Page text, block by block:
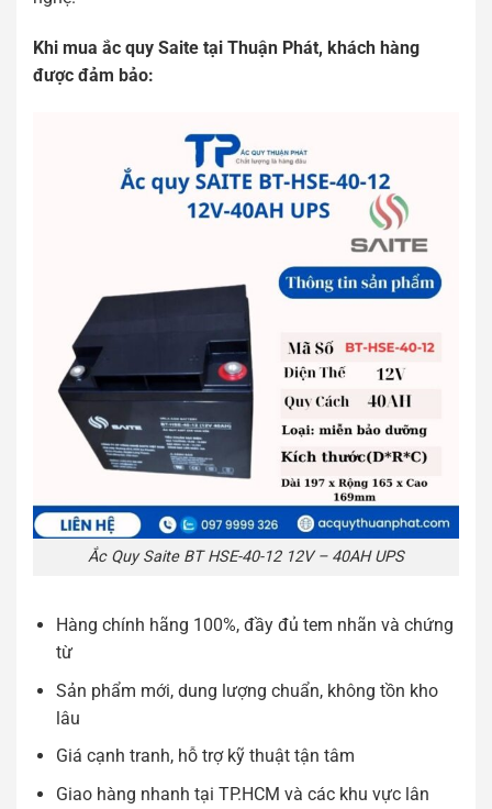
Khi mua ắc quy Saite tại Thuận Phát, khách hàng
được đảm bảo:
Ắc Quy Saite BT HSE-40-12 12V – 40AH UPS
Hàng chính hãng 100%, đầy đủ tem nhãn và chứng
từ
Sản phẩm mới, dung lượng chuẩn, không tồn kho
lâu
Giá cạnh tranh, hỗ trợ kỹ thuật tận tâm
Giao hàng nhanh tại TP.HCM và các khu vực lân